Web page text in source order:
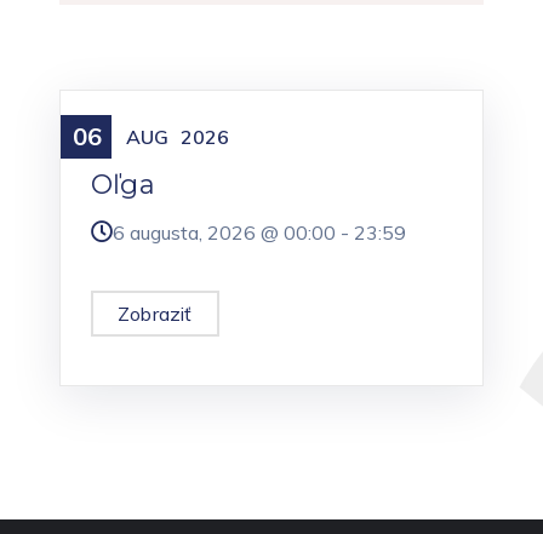
06 AUG 2026
Meniny
Oľga
6 augusta, 2026 @ 00:00 - 23:59
Zobraziť